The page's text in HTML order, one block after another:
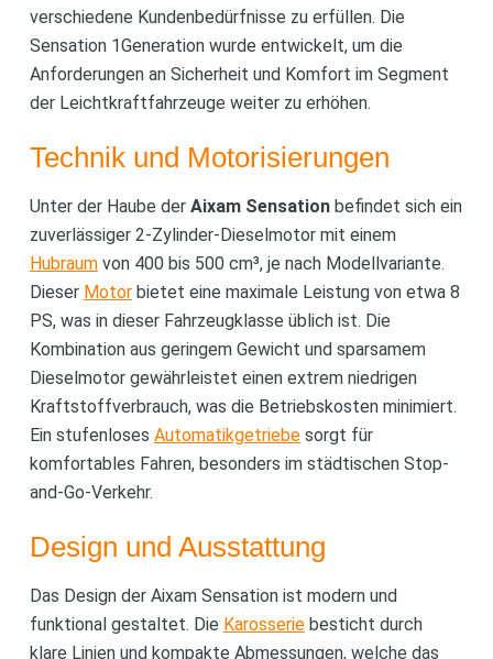
verschiedene Kundenbedürfnisse zu erfüllen. Die
Sensation 1Generation wurde entwickelt, um die
Anforderungen an Sicherheit und Komfort im Segment
der Leichtkraftfahrzeuge weiter zu erhöhen.
Technik und Motorisierungen
Unter der Haube der Aixam Sensationbefindet sich ein
zuverlässiger 2-Zylinder-Dieselmotor mit einem
Hubraumvon 400 bis 500 cm³, je nach Modellvariante.
Dieser Motorbietet eine maximale Leistung von etwa 8
PS, was in dieser Fahrzeugklasse üblich ist. Die
Kombination aus geringem Gewicht und sparsamem
Dieselmotor gewährleistet einen extrem niedrigen
Kraftstoffverbrauch, was die Betriebskosten minimiert.
Ein stufenloses Automatikgetriebesorgt für
komfortables Fahren, besonders im städtischen Stop-
and-Go-Verkehr.
Design und Ausstattung
Das Design der Aixam Sensation ist modern und
funktional gestaltet. Die Karosseriebesticht durch
klare Linien und kompakte Abmessungen, welche das